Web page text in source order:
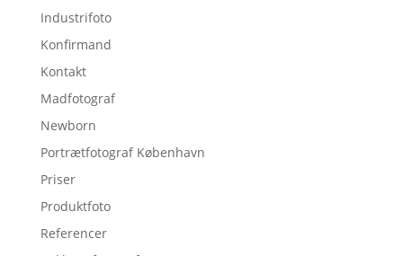
Industrifoto
Konfirmand
Kontakt
Madfotograf
Newborn
Portrætfotograf København
Priser
Produktfoto
Referencer